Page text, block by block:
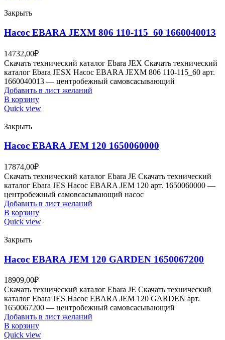
Закрыть
Насос EBARA JEXM 806 110-115_60 1660040013
14732,00₽
Скачать технический каталог Ebara JEX Скачать технический
каталог Ebara JESX Насос EBARA JEXM 806 110-115_60 арт.
1660040013 — центробежный самовсасывающий
Добавить в лист желаний
В корзину
Quick view
Закрыть
Насос EBARA JEM 120 1650060000
17874,00₽
Скачать технический каталог Ebara JE Скачать технический
каталог Ebara JES Насос EBARA JEM 120 арт. 1650060000 —
центробежный самовсасывающий насос
Добавить в лист желаний
В корзину
Quick view
Закрыть
Насос EBARA JEM 120 GARDEN 1650067200
18909,00₽
Скачать технический каталог Ebara JE Скачать технический
каталог Ebara JES Насос EBARA JEM 120 GARDEN арт.
1650067200 — центробежный самовсасывающий
Добавить в лист желаний
В корзину
Quick view